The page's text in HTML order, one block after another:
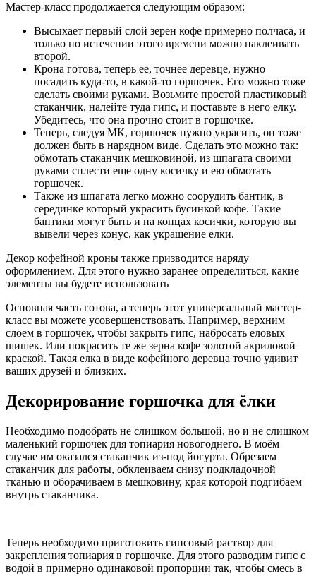
Мастер-класс продолжается следующим образом:
Высыхает первый слой зерен кофе примерно полчаса, и
только по истечении этого времени можно наклеивать
второй.
Крона готова, теперь ее, точнее деревце, нужно
посадить куда-то, в какой-то горшочек. Его можно тоже
сделать своими руками. Возьмите простой пластиковый
стаканчик, налейте туда гипс, и поставьте в него елку.
Убедитесь, что она прочно стоит в горшочке.
Теперь, следуя МК, горшочек нужно украсить, он тоже
должен быть в нарядном виде. Сделать это можно так:
обмотать стаканчик мешковиной, из шпагата своими
руками сплести еще одну косичку и ею обмотать
горшочек.
Также из шпагата легко можно соорудить бантик, в
серединке который украсить бусинкой кофе. Такие
бантики могут быть и на концах косички, которую вы
вывели через конус, как украшение елки.
Декор кофейной кроны также призводится наряду
оформлением. Для этого нужно заранее определиться, какие
элементы вы будете использовать
Основная часть готова, а теперь этот универсальный мастер-
класс вы можете усовершенствовать. Например, верхним
слоем в горшочек, чтобы закрыть гипс, набросать еловых
шишек. Или покрасить те же зерна кофе золотой акриловой
краской. Такая елка в виде кофейного деревца точно удивит
ваших друзей и близких.
Декорирование горшочка для ёлки
Необходимо подобрать не слишком большой, но и не слишком
маленький горшочек для топиария новогоднего. В моём
случае им оказался стаканчик из-под йогурта. Обрезаем
стаканчик для работы, обклеиваем снизу подкладочной
тканью и оборачиваем в мешковину, края которой подгибаем
внутрь стаканчика.
Теперь необходимо приготовить гипсовый раствор для
закрепления топиария в горшочке. Для этого разводим гипс с
водой в примерно одинаковой пропорции так, чтобы смесь в